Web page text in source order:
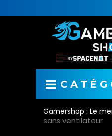
Gamershop : Le
sans ventilateur